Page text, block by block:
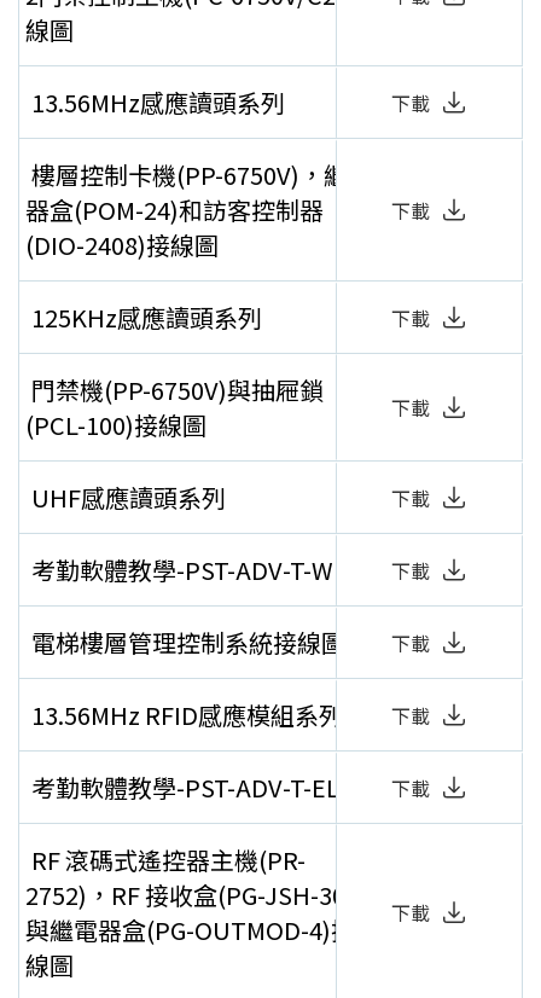
線圖
13.56MHz感應讀頭系列 下載
樓層控制卡機(PP-6750V)，繼電
器盒(POM-24)和訪客控制器
(DIO-2408)接線圖
下載
125KHz感應讀頭系列 下載
門禁機(PP-6750V)與抽屜鎖
(PCL-100)接線圖
下載
UHF感應讀頭系列 下載
考勤軟體教學-PST-ADV-T-WEB 下載
電梯樓層管理控制系統接線圖 下載
13.56MHz RFID感應模組系列 下載
考勤軟體教學-PST-ADV-T-ELE 下載
RF 滾碼式遙控器主機(PR-
2752)，RF 接收盒(PG-JSH-300)
與繼電器盒(PG-OUTMOD-4)接
線圖
下載